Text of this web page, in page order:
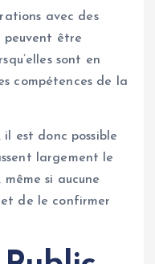
avec des
peuvent être
sont en
compétences de la
il est donc possible
largement le
si aucune
de le confirmer